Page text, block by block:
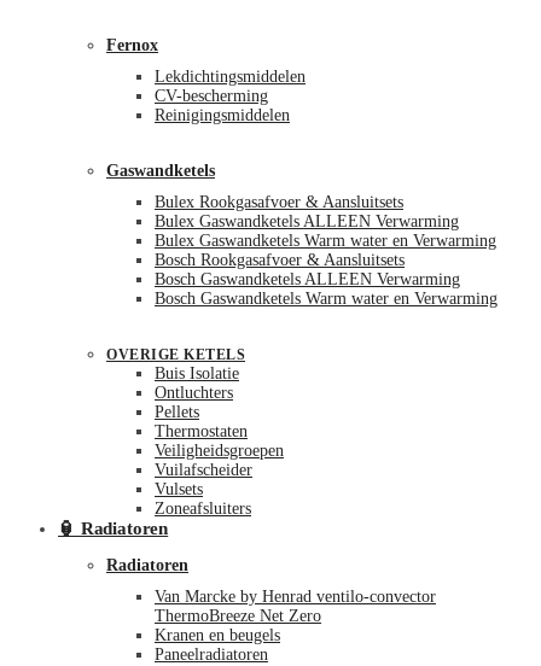
Fernox
Lekdichtingsmiddelen
CV-bescherming
Reinigingsmiddelen
Gaswandketels
Bulex Rookgasafvoer & Aansluitsets
Bulex Gaswandketels ALLEEN Verwarming
Bulex Gaswandketels Warm water en Verwarming
Bosch Rookgasafvoer & Aansluitsets
Bosch Gaswandketels ALLEEN Verwarming
Bosch Gaswandketels Warm water en Verwarming
OVERIGE KETELS
Buis Isolatie
Ontluchters
Pellets
Thermostaten
Veiligheidsgroepen
Vuilafscheider
Vulsets
Zoneafsluiters
🏮 Radiatoren
Radiatoren
Van Marcke by Henrad ventilo-convector
ThermoBreeze Net Zero
Kranen en beugels
Paneelradiatoren